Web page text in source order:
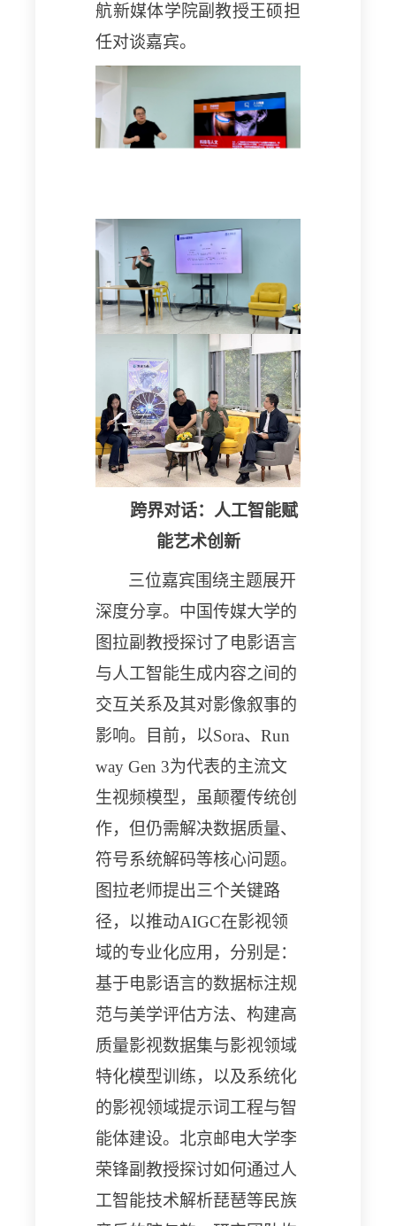
航新媒体学院副教授王硕担
任对谈嘉宾。
跨界对话：人工智能赋
能艺术创新
三位嘉宾围绕主题展开
深度分享。中国传媒大学的
图拉副教授探讨了电影语言
与人工智能生成内容之间的
交互关系及其对影像叙事的
影响。目前，以Sora、Run
way Gen 3为代表的主流文
生视频模型，虽颠覆传统创
作，但仍需解决数据质量、
符号系统解码等核心问题。
图拉老师提出三个关键路
径，以推动AIGC在影视领
域的专业化应用，分别是：
基于电影语言的数据标注规
范与美学评估方法、构建高
质量影视数据集与影视领域
特化模型训练，以及系统化
的影视领域提示词工程与智
能体建设。 北京邮电大学李
荣锋副教授探讨如何通过人
工智能技术解析琵琶等民族